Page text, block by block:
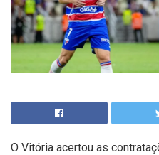
O Vitória acertou as